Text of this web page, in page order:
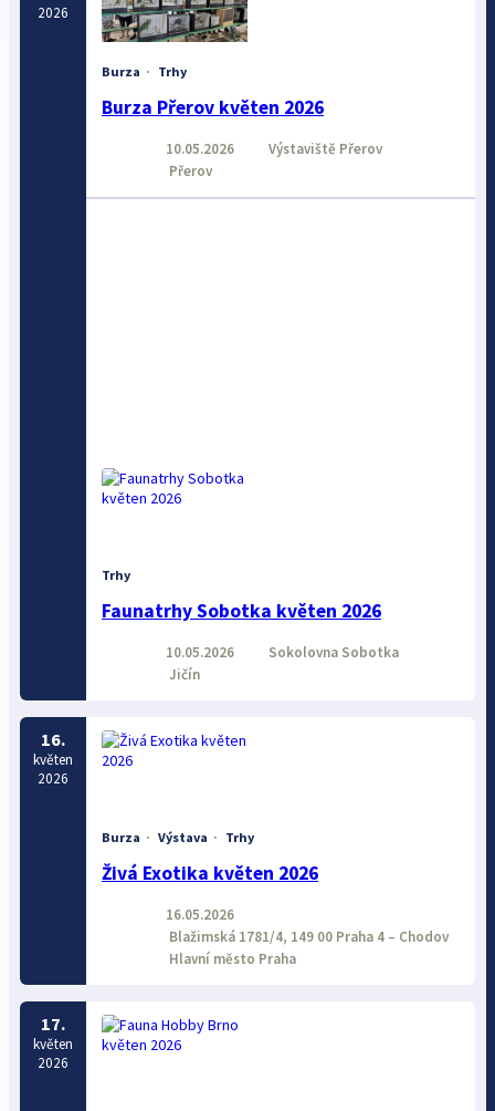
2026
Burza · Trhy
Burza Přerov květen 2026
10.05.2026
Výstaviště Přerov
Přerov
Trhy
Faunatrhy Sobotka květen 2026
10.05.2026
Sokolovna Sobotka
Jičín
16.
květen
2026
Burza · Výstava · Trhy
Živá Exotika květen 2026
16.05.2026
Blažimská 1781/4, 149 00 Praha 4 – Chodov
Hlavní město Praha
17.
květen
2026